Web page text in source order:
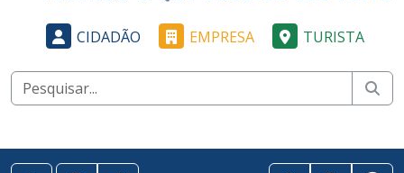
CIDADÃO EMPRESA TURISTA